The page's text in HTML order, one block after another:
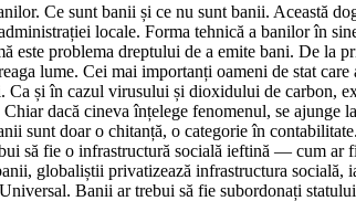
Ce sunt banii și ce nu sunt banii. Această
locale. Forma tehnică a banilor în
este problema dreptului de a emite bani. De
lume. Cei mai importanți oameni de stat
și în cazul virusului și dioxidului de carbon,
dacă cineva înțelege fenomenul, se
sunt doar o chitanță, o categorie în
să fie o infrastructură socială ieftină ― cum
globaliștii privatizează infrastructura
Banii ar trebui să fie subordonați